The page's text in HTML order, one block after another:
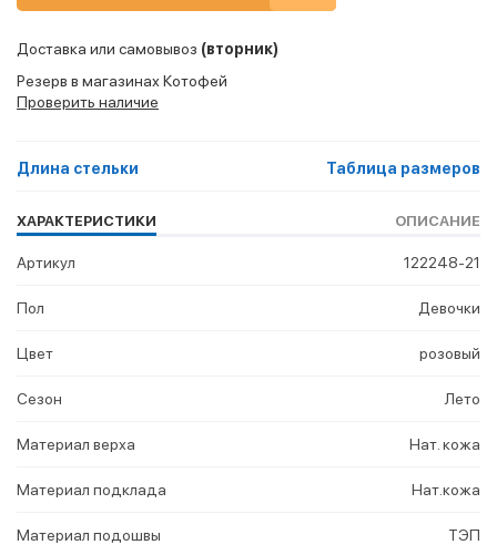
Доставка или самовывоз (вторник)
Резерв в магазинах Котофей
Проверить наличие
Длина стельки Таблица размеров
ХАРАКТЕРИСТИКИ ОПИСАНИЕ
Артикул 122248-21
Пол Девочки
Цвет розовый
Сезон Лето
Материал верха Нат. кожа
Материал подклада Нат.кожа
Материал подошвы ТЭП